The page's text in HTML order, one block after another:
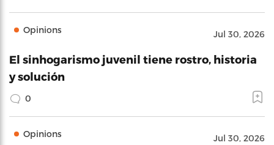
Opinions Jul 30, 2026
El sinhogarismo juvenil tiene rostro, historia
y solución
0
Opinions Jul 30, 2026